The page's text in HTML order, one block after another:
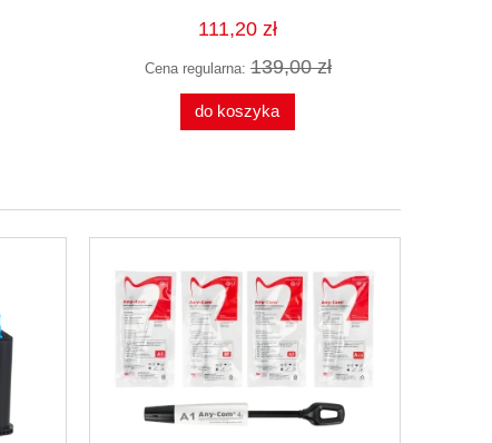
Bloczek - E-RECEPTA 100 kartek
3,90 zł
111,20 zł
Cena regularna: 139,00 zł
do koszyka